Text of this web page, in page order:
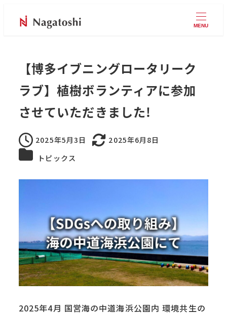
MENU
【博多イブニングロータリーク
ラブ】植樹ボランティアに参加
させていただきました!
投稿日
2025年5月3日
更新日
2025年6月8日
トピックスカテゴリー
トピックス
2025年4月 国営海の中道海浜公園内 環境共生の